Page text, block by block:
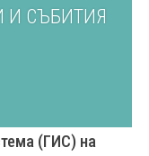
И СЪБИТИЯ
(ГИС) на